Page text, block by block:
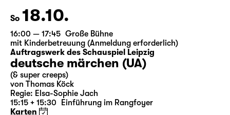
So 18.10.
16:00 — 17:45 Große Bühne
mit Kinderbetreuung (Anmeldung erforderlich)
Auftragswerk des Schauspiel Leipzig
deutsche märchen (UA)
(& super creeps)
von Thomas Köck
Regie: Elsa-Sophie Jach
15:15 + 15:30
Einführung im Rangfoyer
Karten